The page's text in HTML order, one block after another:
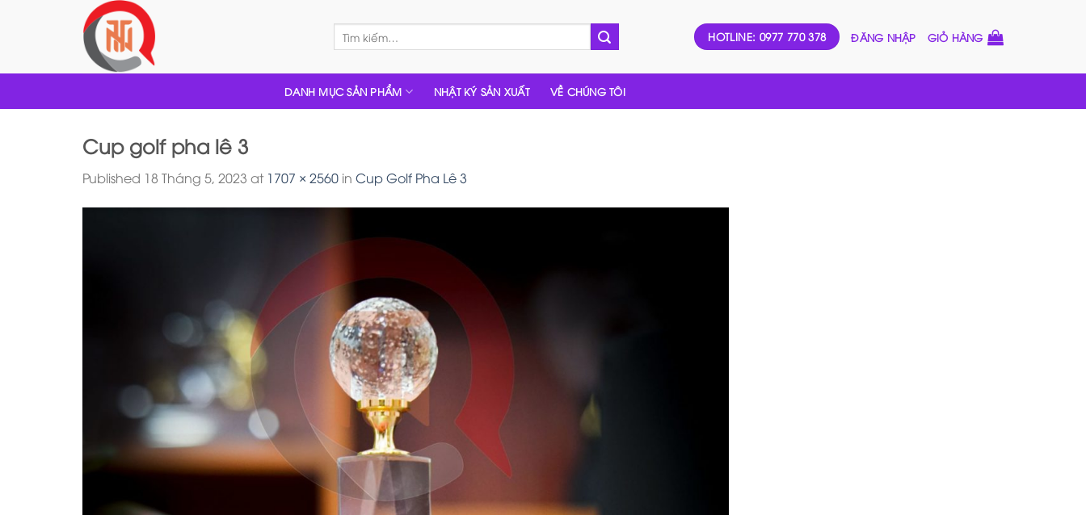
kiếm:
HOTLINE: 0977 770 378 ĐĂNG NHẬP GIỎ HÀNG
DANH MỤC SẢN PHẨM NHẬT KÝ SẢN XUẤT VỀ CHÚNG TÔI
Cup golf pha lê 3
Published 18 Tháng 5, 2023 at 1707 × 2560 in Cup Golf Pha Lê 3